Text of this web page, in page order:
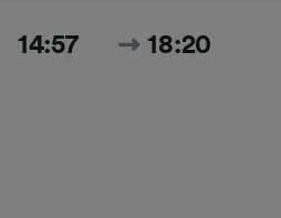
14:57 18:20